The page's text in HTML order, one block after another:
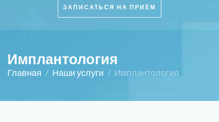
ЗАПИСАТЬСЯ НА ПРИЁМ
Имплантология
Главная / Наши услуги / Имплантология